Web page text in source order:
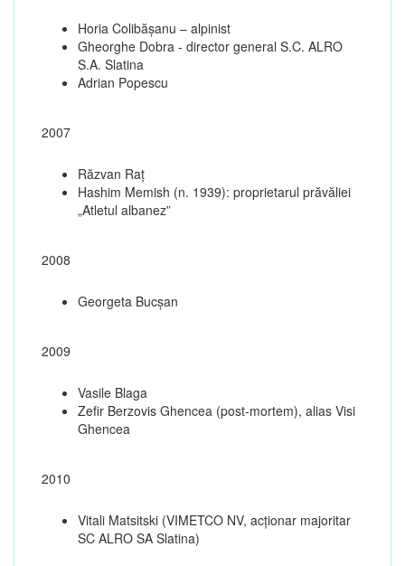
Horia Colibășanu – alpinist
Gheorghe Dobra - director general S.C. ALRO
S.A. Slatina
Adrian Popescu
2007
Răzvan Raț
Hashim Memish (n. 1939): proprietarul prăvăliei
„Atletul albanez”
2008
Georgeta Bucșan
2009
Vasile Blaga
Zefir Berzovis Ghencea (post-mortem), alias Visi
Ghencea
2010
Vitali Matsitski (VIMETCO NV, acționar majoritar
SC ALRO SA Slatina)